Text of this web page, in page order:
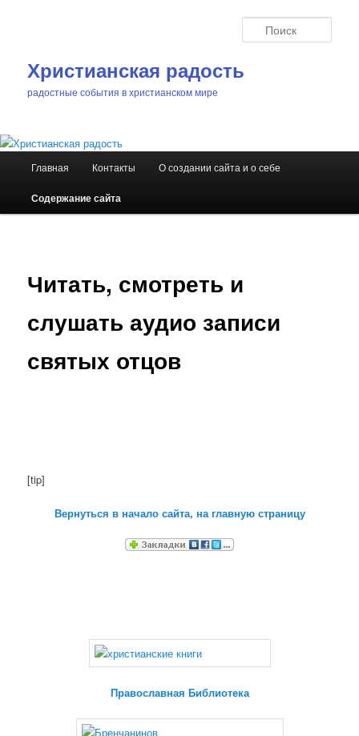
Христианская радость
радостные события в христианском мире
Главная Контакты О создании сайта и о себе
Содержание сайта
Читать, смотреть и
слушать аудио записи
святых отцов
[tip]
Вернуться в начало сайта, на главную страницу
Православная Библиотека